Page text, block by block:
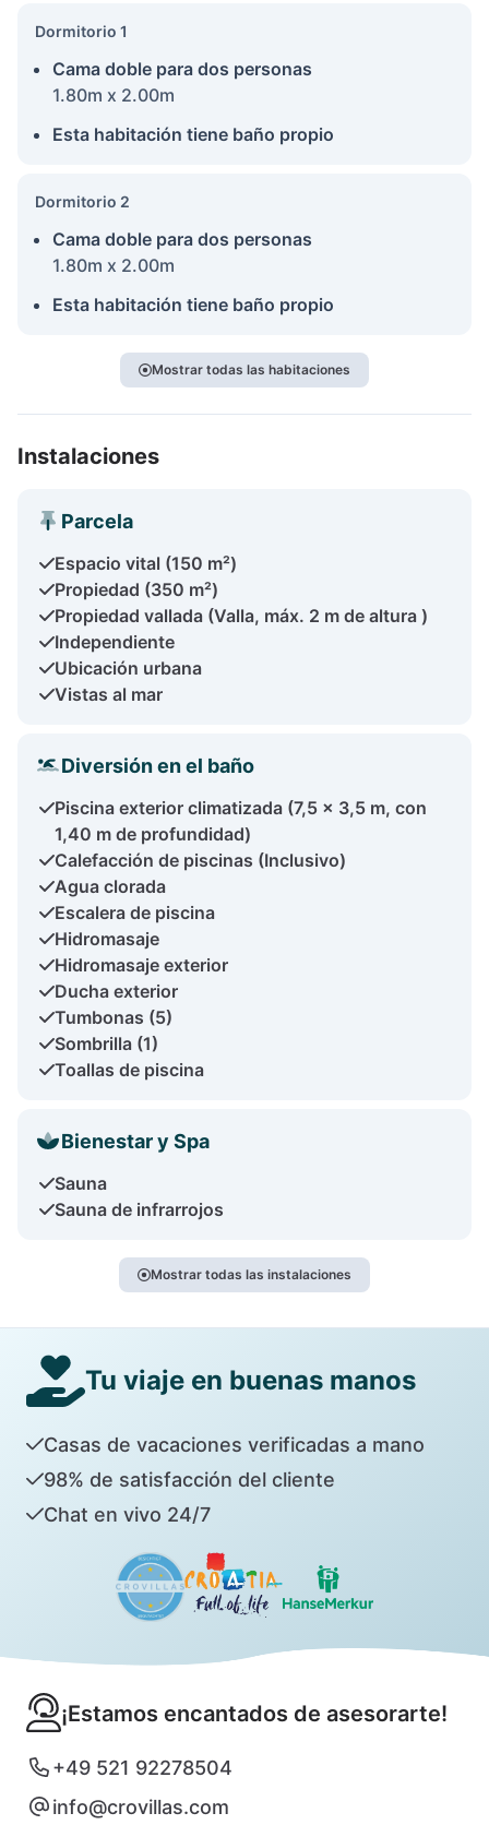
Dormitorio 1
Cama doble para dos personas
1.80m x 2.00m
Esta habitación tiene baño propio
Dormitorio 2
Cama doble para dos personas
1.80m x 2.00m
Esta habitación tiene baño propio
Mostrar todas las habitaciones
Instalaciones
Parcela
Espacio vital (150 m²)
Propiedad (350 m²)
Propiedad vallada (Valla, máx. 2 m de altura )
Independiente
Ubicación urbana
Vistas al mar
Diversión en el baño
Piscina exterior climatizada (7,5 x 3,5 m, con
1,40 m de profundidad)
Calefacción de piscinas (Inclusivo)
Agua clorada
Escalera de piscina
Hidromasaje
Hidromasaje exterior
Ducha exterior
Tumbonas (5)
Sombrilla (1)
Toallas de piscina
Bienestar y Spa
Sauna
Sauna de infrarrojos
Mostrar todas las instalaciones
Tu viaje en buenas manos
Casas de vacaciones verificadas a mano
98% de satisfacción del cliente
Chat en vivo 24/7
¡Estamos encantados de asesorarte!
+49 521 92278504
info@crovillas.com